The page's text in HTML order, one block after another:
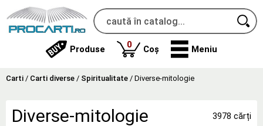
Produse 0produse
Coș Meniu
Carti / Carti diverse / Spiritualitate / Diverse-mitologie
Diverse-mitologie 3978 cărți